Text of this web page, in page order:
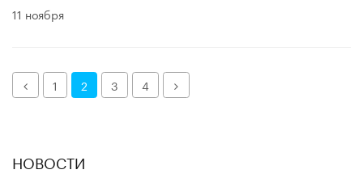
11 ноября
Назад1 2 3 4 Далее
НОВОСТИ